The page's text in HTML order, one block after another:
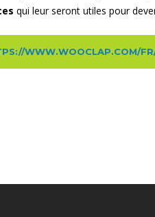
qui leur seront utiles pour
WWW.WOOCLAP.COM/